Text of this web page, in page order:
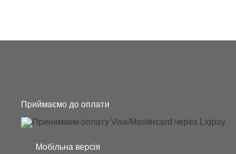
Приймаємо до оплати
Мобільна версія